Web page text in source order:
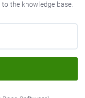
the knowledge base.